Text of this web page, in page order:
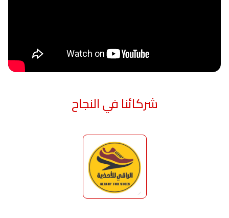
شركائنا في النجاح